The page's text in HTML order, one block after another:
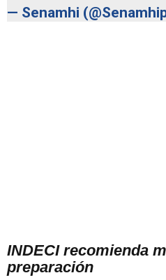
— Senamhi
INDECI recomienda
preparación